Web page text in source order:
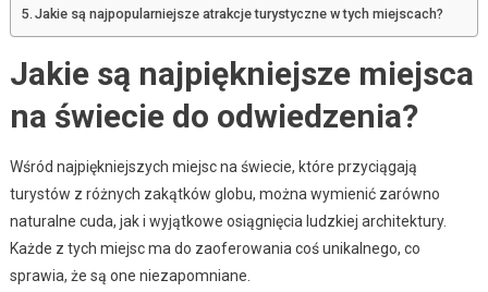
Jakie są najpopularniejsze atrakcje turystyczne w tych miejscach?
Jakie są najpiękniejsze miejsca
na świecie do odwiedzenia?
Wśród najpiękniejszych miejsc na świecie, które przyciągają
turystów z różnych zakątków globu, można wymienić zarówno
naturalne cuda, jak i wyjątkowe osiągnięcia ludzkiej architektury.
Każde z tych miejsc ma do zaoferowania coś unikalnego, co
sprawia, że są one niezapomniane.